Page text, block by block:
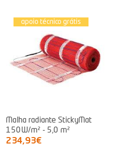
apoio técnico grátis
Malha radiante StickyMat
150W/m² - 5,0 m²
234,93€